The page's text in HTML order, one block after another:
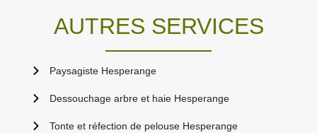
AUTRES SERVICES
Paysagiste Hesperange
Dessouchage arbre et haie Hesperange
Tonte et réfection de pelouse Hesperange